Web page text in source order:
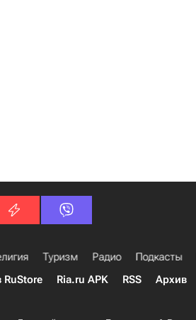
Туризм Радио Подкасты
RuStore Ria.ru APK RSS Архив